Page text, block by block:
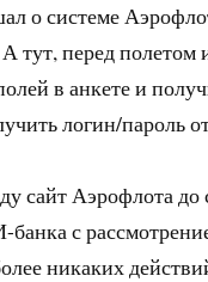
о системе
тут, перед полетом
в анкете и
логин/пароль
сайт Аэрофлота
с
никаких